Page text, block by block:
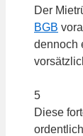
Der
BGB
dennoch
5
Diese